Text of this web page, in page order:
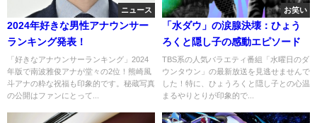
ニュース
2024年好きな男性アナウンサー
ランキング発表！
「好きなアナウンサーランキング」2024
年版で南波雅俊アナが堂々の2位！熊崎風
斗アナの粋な祝福も印象的です。秘蔵写真
の公開はファンにとって...
お笑い
「水ダウ」の涙腺決壊：ひょう
ろくと隠し子の感動エピソード
TBS系の人気バラエティ番組「水曜日のダ
ウンタウン」の最新放送を見逃せませんで
した！特に、ひょうろくと隠し子との心温
まるやりとりが印象的で...